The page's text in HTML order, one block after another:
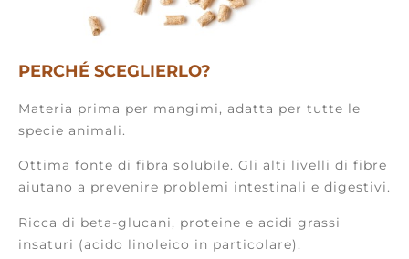
PERCHÉ SCEGLIERLO?
Materia prima per mangimi, adatta per tutte le
specie animali.
Ottima fonte di fibra solubile. Gli alti livelli di fibre
aiutano a prevenire problemi intestinali e digestivi.
Ricca di beta-glucani, proteine e acidi grassi
insaturi (acido linoleico in particolare).